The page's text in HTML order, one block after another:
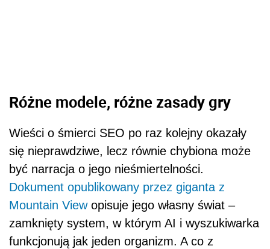
Różne modele, różne zasady gry
Wieści o śmierci SEO po raz kolejny okazały
się nieprawdziwe, lecz równie chybiona może
być narracja o jego nieśmiertelności.
Dokument opublikowany przez giganta z
Mountain Viewopisuje jego własny świat –
zamknięty system, w którym AI i wyszukiwarka
funkcjonują jak jeden organizm. A co z